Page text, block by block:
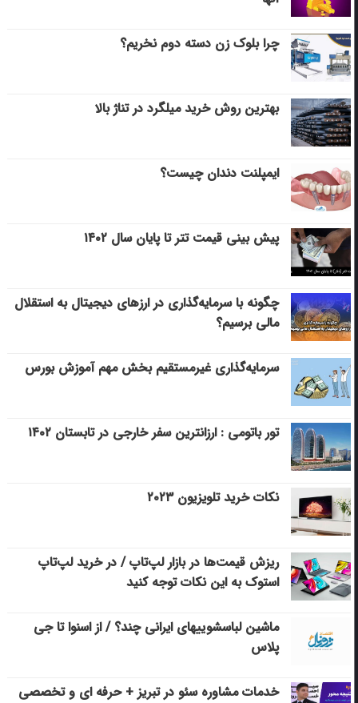
چرا بلوک زن دسته دوم نخریم؟
بهترین روش خرید میلگرد در تناژ بالا
ایمپلنت دندان چیست؟
پیش بینی قیمت تتر تا پایان سال ۱۴۰۲
چگونه با سرمایه‌گذاری در ارزهای دیجیتال به استقلال
مالی برسیم؟
سرمایه‌گذاری غیرمستقیم بخش مهم آموزش بورس
تور باتومی : ارزانترین سفر خارجی در تابستان ۱۴۰۲
نکات خرید تلویزیون ۲۰۲۳
ریزش قیمت‌ها در بازار لپ‌تاپ / در خرید لپ‌تاپ
استوک به این نکات توجه کنید
ماشین لباسشویی‎های ایرانی چند؟ / از اسنوا تا جی
پلاس
خدمات مشاوره سئو در تبریز + حرفه ای و تخصصی